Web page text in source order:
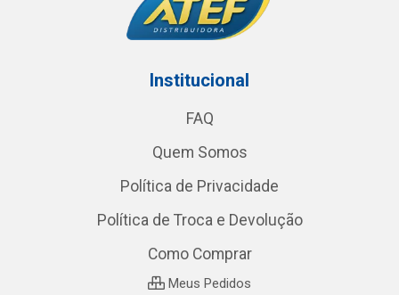
Institucional
FAQ
Quem Somos
Política de Privacidade
Política de Troca e Devolução
Como Comprar
Meus Pedidos